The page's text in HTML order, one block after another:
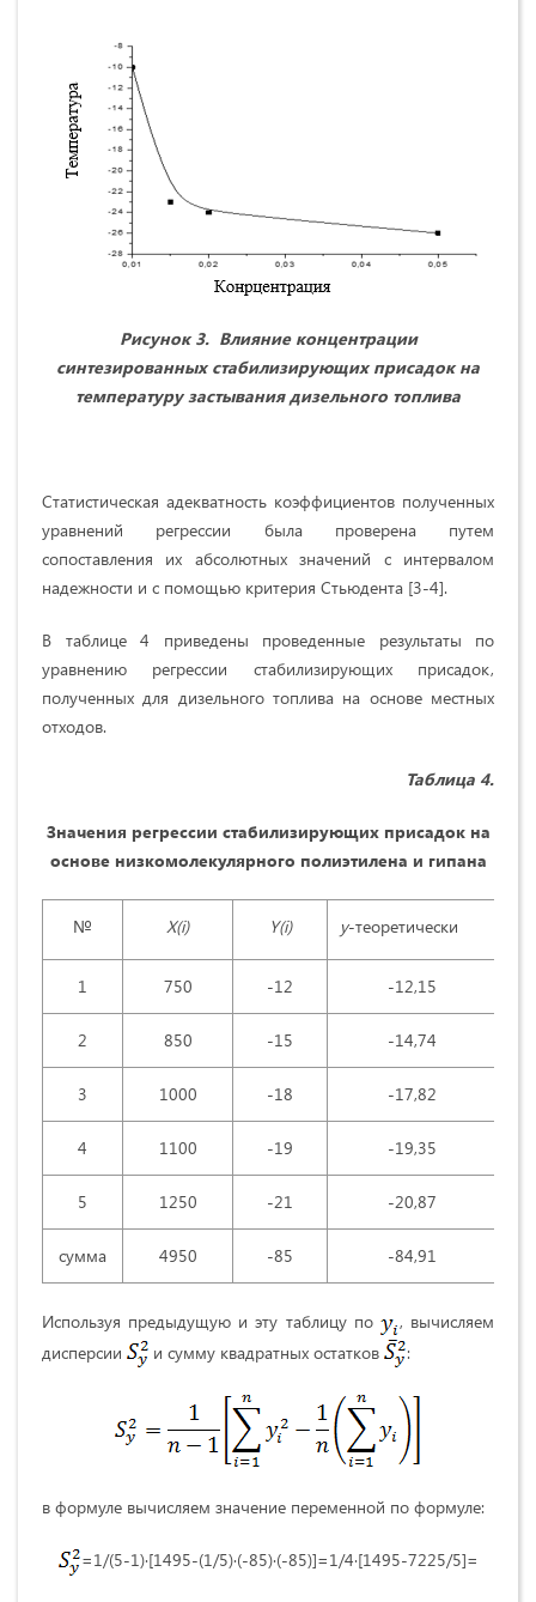
Рисунок 3. Влияние концентрации
синтезированных стабилизирующих присадок на
температуру застывания дизельного топлива
Статистическая адекватность коэффициентов полученных
уравнений регрессии была проверена путем
сопоставления их абсолютных значений с интервалом
надежности и с помощью критерия Стьюдента [3-4].
В таблице 4 приведены проведенные результаты по
уравнению регрессии стабилизирующих присадок,
полученных для дизельного топлива на основе местных
отходов.
Таблица 4.
Значения регрессии стабилизирующих присадок на
основе низкомолекулярного полиэтилена и гипана
№ Х(i) Y(i) y-теоретически
1 750 -12 -12,15
2 850 -15 -14,74
3 1000 -18 -17,82
4 1100 -19 -19,35
5 1250 -21 -20,87
сумма 4950 -85 -84,91
Используя предыдущую и эту таблицу по
, вычисляем
дисперсии
и сумму квадратных остатков :
в формуле вычисляем значение переменной по формуле:
=1/(5-1)·[1495-(1/5)·(-85)·(-85)]=1/4·[1495-7225/5]=